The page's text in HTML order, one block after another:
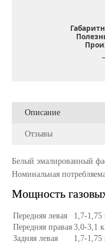
Описание
Отзывы
Белый эмалированный
Номинальная
Мощность
Передняя левая
1,7-1,75
Передняя правая 3,0-3,1
Задняя левая
1,7-1,75